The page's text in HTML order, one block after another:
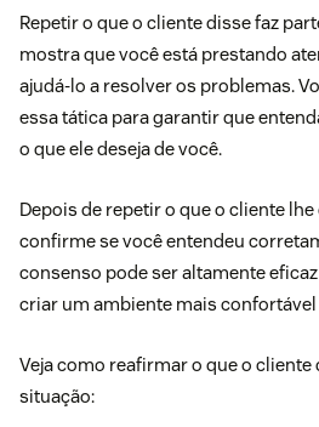
Repetir o que o cliente disse faz
mostra que você está prestando
ajudá-lo a resolver os problemas.
essa tática para garantir que
o que ele deseja de você.
Depois de repetir o que o cliente
confirme se você entendeu
consenso pode ser altamente
criar um ambiente mais confortável
Veja como reafirmar o que o cliente
situação: